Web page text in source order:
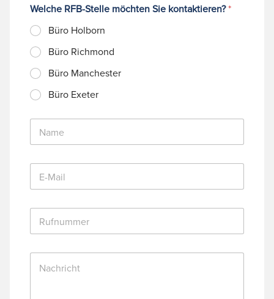
Welche RFB-Stelle möchten Sie kontaktieren?*
Büro Holborn
Büro Richmond
Büro Manchester
Büro Exeter
N
m
E
M
*
R
f
N